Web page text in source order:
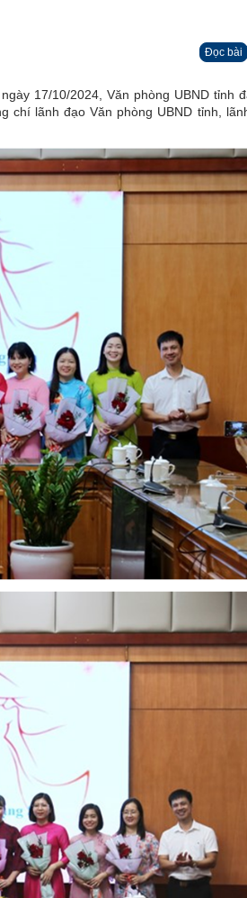
Đọc bài
17/10/2024, Văn phòng UBND tỉnh
chí lãnh đạo Văn phòng UBND tỉnh,